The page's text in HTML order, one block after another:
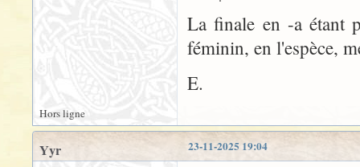
La finale en -a étant
féminin, en l'espèce,
E.
Hors ligne
23-11-2025 19:04
Yyr